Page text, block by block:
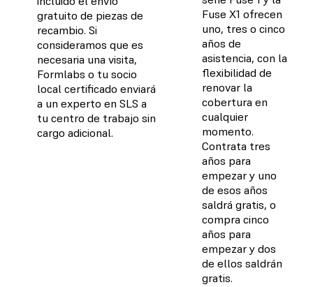
gratuito de piezas de
recambio. Si
consideramos que es
necesaria una visita,
Formlabs o tu socio
local certificado enviará
a un experto en SLS a
tu centro de trabajo sin
cargo adicional.
Fuse X1 ofrecen
uno, tres o cinco
años de
asistencia, con la
flexibilidad de
renovar la
cobertura en
cualquier
momento.
Contrata tres
años para
empezar y uno
de esos años
saldrá gratis, o
compra cinco
años para
empezar y dos
de ellos saldrán
gratis.